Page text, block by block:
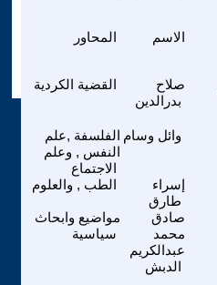
الاسم
القضية الكردية
صلاح
بدرالدين
الفلسفة ,علم
النفس , وعلم
الاجتماع
وائل وسام
الطب , والعلوم
إسراء
طارق
مواضيع وابحاث
سياسية
صادق
محمد
عبدالكريم
الدبش